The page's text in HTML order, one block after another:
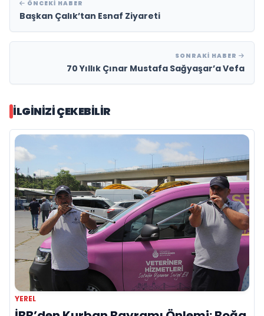
ÖNCEKI HABER
Başkan Çalık’tan Esnaf Ziyareti
SONRAKI HABER
70 Yıllık Çınar Mustafa Sağyaşar’a Vefa
İLGINIZI ÇEKEBILIR
YEREL